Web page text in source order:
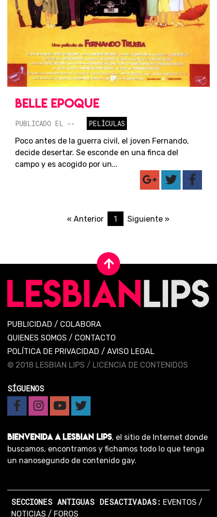
BELLE EPOQUE
PUBLICADO EL --
PELÍCULAS
Poco antes de la guerra civil, el joven Fernando,
decide desertar. Se esconde en una finca del
campo y es acogido por un...
« Anterior 1 Siguiente »
PUBLICIDAD / COLABORA
QUIENES SOMOS / CONTACTO
POLÍTICA DE PRIVACIDAD / AVISO LEGAL
© 2018 LESBIAN LIPS / LICENCIA DE CONTENIDOS
SÍGUENOS
BIENVENIDA A LESBIAN LIPS, el sitio de Internet donde
buscamos, encontramos y fichamos todo lo que tenga
un nanosegundo de contenido gay.
SECCIONES ANTIGUAS DESACTIVADAS: EVENTOS /
NOTICIAS / FOROS